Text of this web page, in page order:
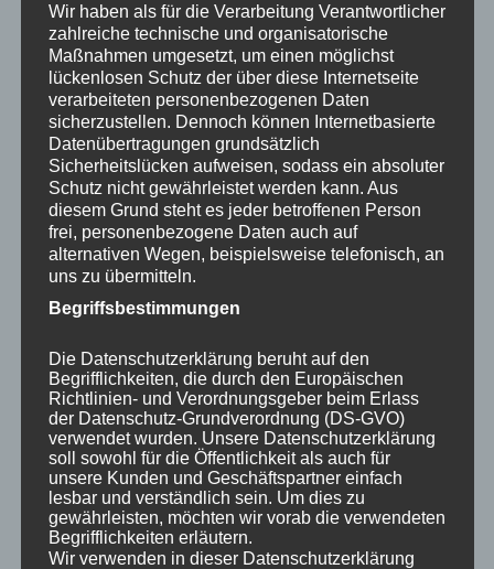
The Proposed
Amendments to the
International Health
Regulations: An Analysis
FEBRUAR 27, 2023 | HEALTH | ADMIN
The Proposed Amendments to the International
Health Regulations: An Analysis... Read More →The
Health
Wir haben als für die Verarbeitung Verantwortlicher
zahlreiche technische und organisatorische
Maßnahmen umgesetzt, um einen möglichst
lückenlosen Schutz der über diese Internetseite
verarbeiteten personenbezogenen Daten
sicherzustellen. Dennoch können Internetbasierte
Datenübertragungen grundsätzlich
Sicherheitslücken aufweisen, sodass ein absoluter
Schutz nicht gewährleistet werden kann. Aus
diesem Grund steht es jeder betroffenen Person
frei, personenbezogene Daten auch auf
alternativen Wegen, beispielsweise telefonisch, an
uns zu übermitteln.
Begriffsbestimmungen
Die Datenschutzerklärung beruht auf den
Begrifflichkeiten, die durch den Europäischen
Richtlinien- und Verordnungsgeber beim Erlass
der Datenschutz-Grundverordnung (DS-GVO)
verwendet wurden. Unsere Datenschutzerklärung
soll sowohl für die Öffentlichkeit als auch für
unsere Kunden und Geschäftspartner einfach
lesbar und verständlich sein. Um dies zu
gewährleisten, möchten wir vorab die verwendeten
Begrifflichkeiten erläutern.
Wir verwenden in dieser Datenschutzerklärung